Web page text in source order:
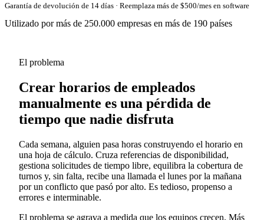
Garantía de devolución de 14 días · Reemplaza más de $500/mes en software
Utilizado por más de 250.000 empresas en más de 190 países
El problema
Crear horarios de empleados
manualmente es una pérdida de
tiempo que nadie disfruta
Cada semana, alguien pasa horas construyendo el horario en
una hoja de cálculo. Cruza referencias de disponibilidad,
gestiona solicitudes de tiempo libre, equilibra la cobertura de
turnos y, sin falta, recibe una llamada el lunes por la mañana
por un conflicto que pasó por alto. Es tedioso, propenso a
errores e interminable.
El problema se agrava a medida que los equipos crecen. Más